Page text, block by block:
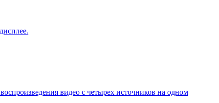
видео с четырех источников на одном